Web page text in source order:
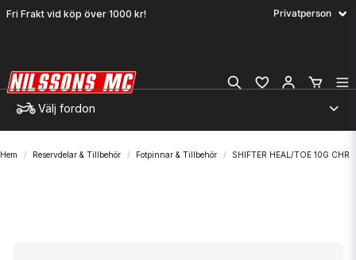
Fri Frakt vid köp över 1000 kr!
Välj fordon
Hem Reservdelar & Tillbehör Fotpinnar & Tillbehör SHIFTER HEAL/TOE 10G CHR